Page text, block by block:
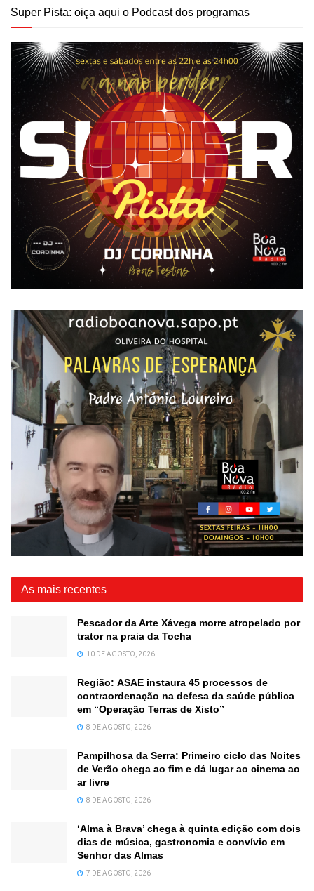
Super Pista: oiça aqui o Podcast dos programas
As mais recentes
Pescador da Arte Xávega morre atropelado por
trator na praia da Tocha
10 DE AGOSTO, 2026
Região: ASAE instaura 45 processos de
contraordenação na defesa da saúde pública
em “Operação Terras de Xisto”
8 DE AGOSTO, 2026
Pampilhosa da Serra: Primeiro ciclo das Noites
de Verão chega ao fim e dá lugar ao cinema ao
ar livre
8 DE AGOSTO, 2026
‘Alma à Brava’ chega à quinta edição com dois
dias de música, gastronomia e convívio em
Senhor das Almas
7 DE AGOSTO, 2026